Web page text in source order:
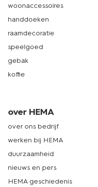
woonaccessoires
handdoeken
raamdecoratie
speelgoed
gebak
koffie
over HEMA
over ons bedrijf
werken bij HEMA
duurzaamheid
nieuws en pers
HEMA geschiedenis